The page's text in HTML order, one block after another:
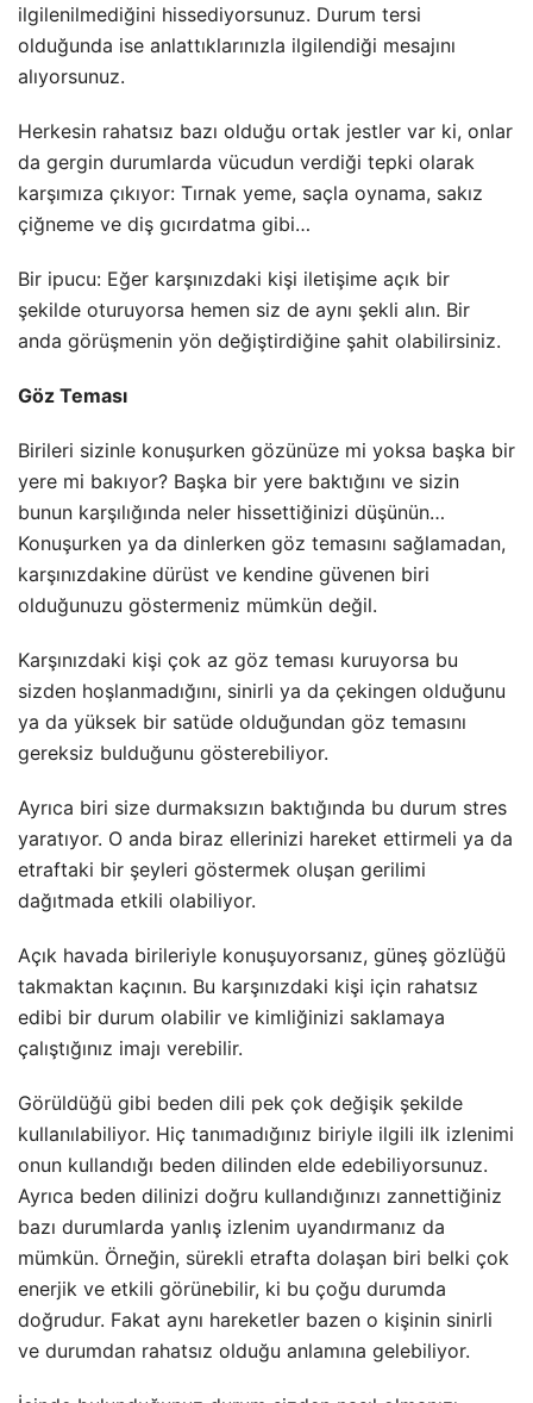
ilgilenilmediğini hissediyorsunuz. Durum tersi
olduğunda ise anlattıklarınızla ilgilendiği mesajını
alıyorsunuz.
Herkesin rahatsız bazı olduğu ortak jestler var ki, onlar
da gergin durumlarda vücudun verdiği tepki olarak
karşımıza çıkıyor: Tırnak yeme, saçla oynama, sakız
çiğneme ve diş gıcırdatma gibi…
Bir ipucu: Eğer karşınızdaki kişi iletişime açık bir
şekilde oturuyorsa hemen siz de aynı şekli alın. Bir
anda görüşmenin yön değiştirdiğine şahit olabilirsiniz.
Göz Teması
Birileri sizinle konuşurken gözünüze mi yoksa başka bir
yere mi bakıyor? Başka bir yere baktığını ve sizin
bunun karşılığında neler hissettiğinizi düşünün…
Konuşurken ya da dinlerken göz temasını sağlamadan,
karşınızdakine dürüst ve kendine güvenen biri
olduğunuzu göstermeniz mümkün değil.
Karşınızdaki kişi çok az göz teması kuruyorsa bu
sizden hoşlanmadığını, sinirli ya da çekingen olduğunu
ya da yüksek bir satüde olduğundan göz temasını
gereksiz bulduğunu gösterebiliyor.
Ayrıca biri size durmaksızın baktığında bu durum stres
yaratıyor. O anda biraz ellerinizi hareket ettirmeli ya da
etraftaki bir şeyleri göstermek oluşan gerilimi
dağıtmada etkili olabiliyor.
Açık havada birileriyle konuşuyorsanız, güneş gözlüğü
takmaktan kaçının. Bu karşınızdaki kişi için rahatsız
edibi bir durum olabilir ve kimliğinizi saklamaya
çalıştığınız imajı verebilir.
Görüldüğü gibi beden dili pek çok değişik şekilde
kullanılabiliyor. Hiç tanımadığınız biriyle ilgili ilk izlenimi
onun kullandığı beden dilinden elde edebiliyorsunuz.
Ayrıca beden dilinizi doğru kullandığınızı zannettiğiniz
bazı durumlarda yanlış izlenim uyandırmanız da
mümkün. Örneğin, sürekli etrafta dolaşan biri belki çok
enerjik ve etkili görünebilir, ki bu çoğu durumda
doğrudur. Fakat aynı hareketler bazen o kişinin sinirli
ve durumdan rahatsız olduğu anlamına gelebiliyor.